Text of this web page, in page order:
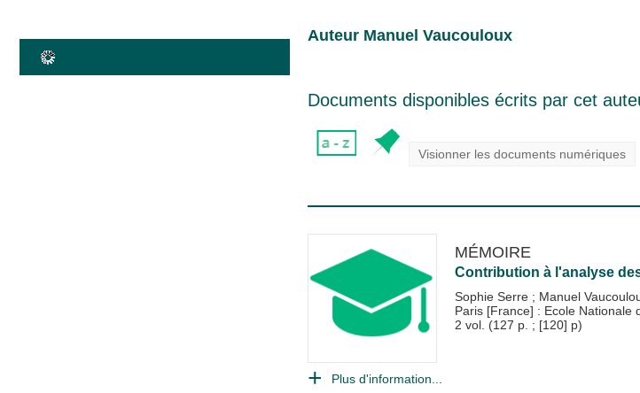
Auteur Manuel Vaucouloux
Documents disponibles écrits par cet
Visionner les documents numériques
MÉMOIRE
Contribution à l'analyse
Sophie Serre ; Manuel
Paris [France] : Ecole Nationale
2 vol. (127 p. ; [120] p)
Plus d'information...